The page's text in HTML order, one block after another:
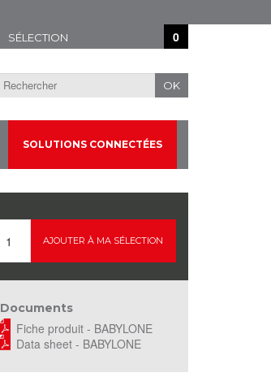
SÉLECTION 0
OK
SOLUTIONS CONNECTÉES
AJOUTER À MA SÉLECTION
Documents
Fiche produit - BABYLONE
Data sheet - BABYLONE